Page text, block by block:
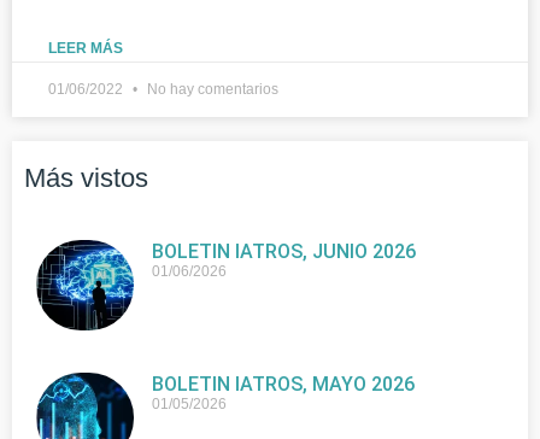
LEER MÁS
01/06/2022 No hay comentarios
Más vistos
BOLETIN IATROS, JUNIO 2026
01/06/2026
BOLETIN IATROS, MAYO 2026
01/05/2026